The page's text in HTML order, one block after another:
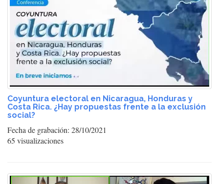
Coyuntura electoral en Nicaragua, Honduras y
Costa Rica. ¿Hay propuestas frente a la exclusión
social?
Fecha de grabación: 28/10/2021
65 visualizaciones